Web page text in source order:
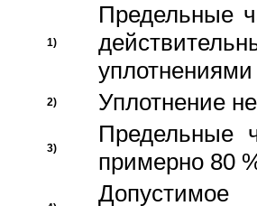
1)
Предельные
уплотнениями
2) Уплотнение
3)
Предельные
примерно 80